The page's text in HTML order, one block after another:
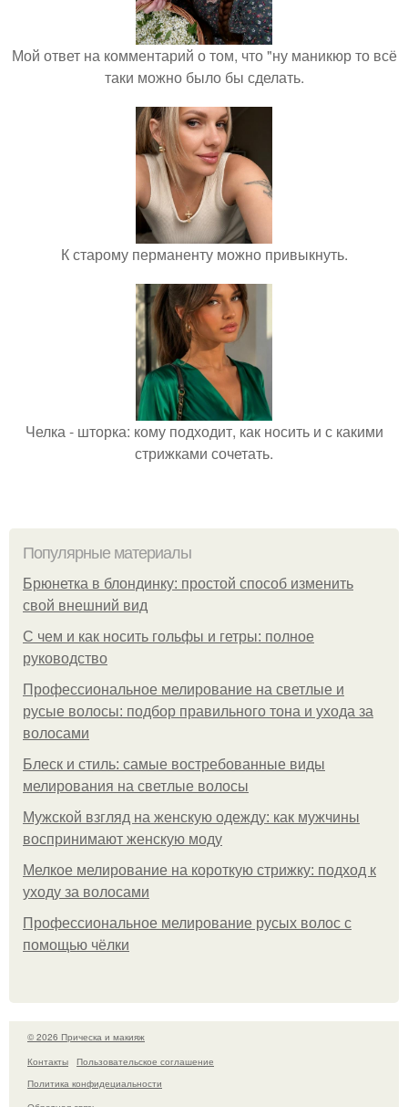
Мой ответ на комментарий о том, что "ну маникюр то всё
таки можно было бы сделать.
К старому перманенту можно привыкнуть.
Челка - шторка: кому подходит, как носить и с какими
стрижками сочетать.
Популярные материалы
Брюнетка в блондинку: простой способ изменить
свой внешний вид
С чем и как носить гольфы и гетры: полное
руководство
Профессиональное мелирование на светлые и
русые волосы: подбор правильного тона и ухода за
волосами
Блеск и стиль: самые востребованные виды
мелирования на светлые волосы
Мужской взгляд на женскую одежду: как мужчины
воспринимают женскую моду
Мелкое мелирование на короткую стрижку: подход к
уходу за волосами
Профессиональное мелирование русых волос с
помощью чёлки
© 2026 Прическа и макияж
Контакты
Пользовательское соглашение
Политика конфидециальности